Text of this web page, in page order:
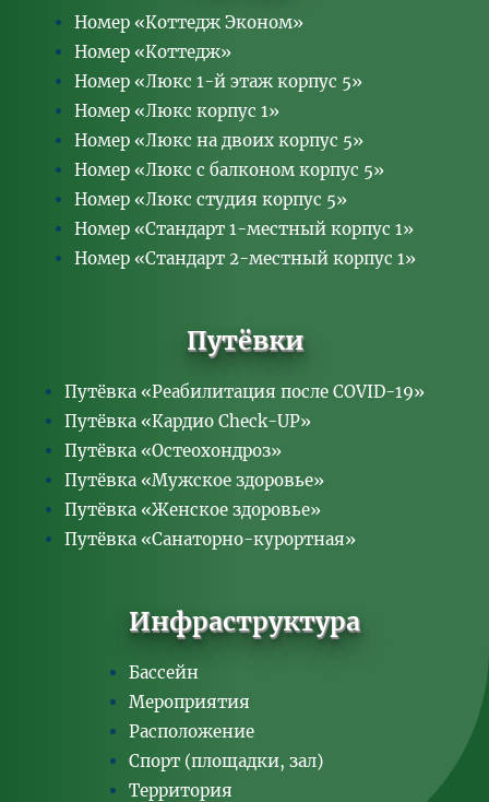
Номер «Коттедж Эконом»
Номер «Коттедж»
Номер «Люкс 1-й этаж корпус 5»
Номер «Люкс корпус 1»
Номер «Люкс на двоих корпус 5»
Номер «Люкс с балконом корпус 5»
Номер «Люкс студия корпус 5»
Номер «Стандарт 1-местный корпус 1»
Номер «Стандарт 2-местный корпус 1»
Путёвки
Путёвка «Реабилитация после COVID-19»
Путёвка «Кардио Check-UP»
Путёвка «Остеохондроз»
Путёвка «Мужское здоровье»
Путёвка «Женское здоровье»
Путёвка «Санаторно-курортная»
Инфраструктура
Бассейн
Мероприятия
Расположение
Спорт (площадки, зал)
Территория